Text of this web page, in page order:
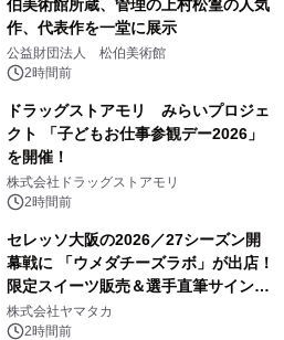
伯美術館所蔵、管理の上村松篁の人気
作、代表作を一堂に展示
公益財団法人 松伯美術館
2時間前
ドラッグストアモリ みらいプロジェ
クト 「子どもお仕事参観デー2026」
を開催！
株式会社ドラッグストアモリ
2時間前
セレッソ大阪の2026／27シーズン開
幕戦に 「ウメダチーズラボ」が出店！
限定スイーツ販売＆選手直筆サイング
ッズが当たる抽選会を 8月8日に開催
株式会社ヤマタカ
2時間前